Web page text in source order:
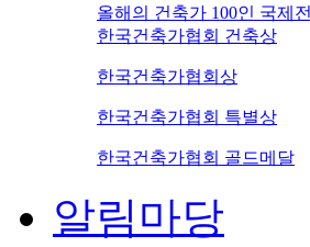
올해의 건축가 100인 국제전
한국건축가협회 건축상
한국건축가협회상
한국건축가협회 특별상
한국건축가협회 골드메달
알림마당